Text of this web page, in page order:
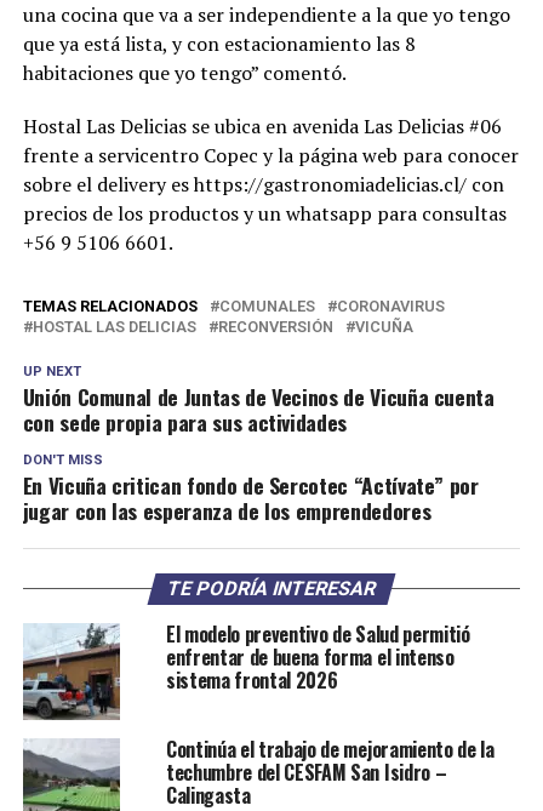
una cocina que va a ser independiente a la que yo tengo
que ya está lista, y con estacionamiento las 8
habitaciones que yo tengo” comentó.
Hostal Las Delicias se ubica en avenida Las Delicias #06
frente a servicentro Copec y la página web para conocer
sobre el delivery es https://gastronomiadelicias.cl/ con
precios de los productos y un whatsapp para consultas
+56 9 5106 6601.
TEMAS RELACIONADOS COMUNALES
CORONAVIRUS
HOSTAL LAS DELICIAS
RECONVERSIÓN VICUÑA
UP NEXT
Unión Comunal de Juntas de Vecinos de Vicuña cuenta
con sede propia para sus actividades
DON'T MISS
En Vicuña critican fondo de Sercotec “Actívate” por
jugar con las esperanza de los emprendedores
TE PODRÍA INTERESAR
El modelo preventivo de Salud permitió
enfrentar de buena forma el intenso
sistema frontal 2026
Continúa el trabajo de mejoramiento de la
techumbre del CESFAM San Isidro –
Calingasta